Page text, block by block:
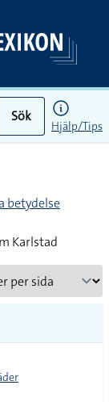
Sök
Hjälp/Tips
betydelse
Karlstad